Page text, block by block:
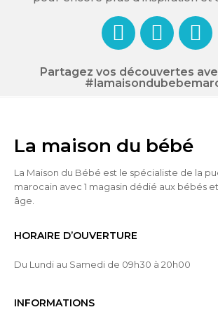
Partagez vos découvertes
La maison du bébé
La Maison du Bébé est le spécialiste de la
marocain avec 1 magasin dédié aux bébés
âge.
HORAIRE D’OUVERTURE
Du Lundi au Samedi de 09h30 à 20h00
INFORMATIONS